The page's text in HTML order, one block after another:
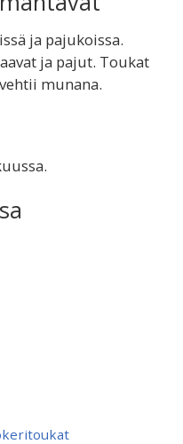
ja pajukoissa.
ja pajut. Toukat
munana.